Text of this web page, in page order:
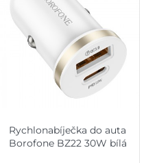
Rychlonabíječka do auta
Borofone BZ22 30W bílá